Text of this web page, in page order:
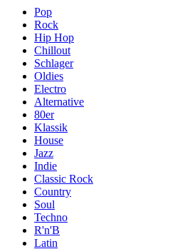
Pop
Rock
Hip Hop
Chillout
Schlager
Oldies
Electro
Alternative
80er
Klassik
House
Jazz
Indie
Classic Rock
Country
Soul
Techno
R'n'B
Latin